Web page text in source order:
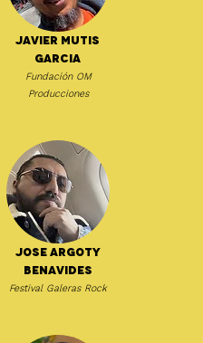
Javier Mutis
Garcia
Fundación OM
Producciones
Jose Argoty
Benavides
Festival Galeras Rock